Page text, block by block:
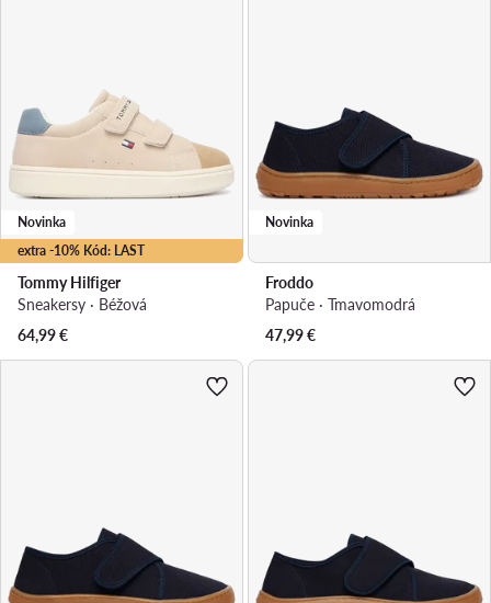
extra -10% Kód: LAST
Novinka
Tommy Hilfiger
Sneakersy · Béžová
64,99€
Novinka
Froddo
Papuče · Tmavomodrá
47,99€